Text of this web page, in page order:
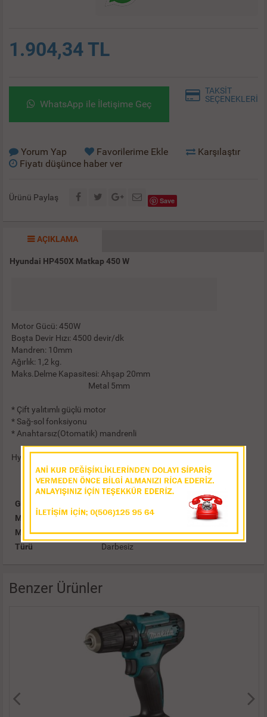
1.904,34 TL
WhatsApp ile İletişime Geç
TAKSİT
SEÇENEKLERİ
Yorum Yap Favorilerime Ekle
Karşılaştır
Fiyatı düşünce haber ver
Ürünü Paylaş Save
AÇIKLAMA
Hyundai HP450X Matkap 450 W
Motor Gücü: 450W
Boşta Devir Hızı: 4500 devir/dk
Mandren: 10mm
Ağırlık: 1,2 kg.
Maks.Delme Kapasitesi: Ahşap 20mm
Metal 5mm
* Çift yalıtımlı güçlü motor
* Sağ-sol fonksiyonu
* Anahtarsız(Otomatik) mandrenli
Hyundai kalitesi ITAL A.Ş. güvencesinde 2 yıl garantilidir.
Güç (W)
Mandren Ölçüsü (mm) 10 mm
Mandren Tipi
Anahtarsız
Türü
Darbesiz
Benzer Ürünler